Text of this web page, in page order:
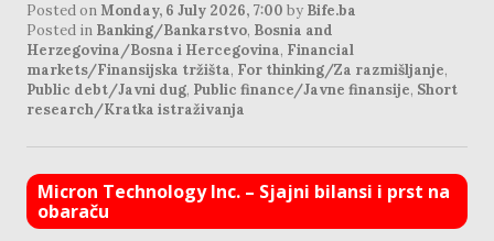
Posted on Monday, 6 July 2026, 7:00 by Bife.ba
Posted in Banking/Bankarstvo, Bosnia and
Herzegovina/Bosna i Hercegovina, Financial
markets/Finansijska tržišta, For thinking/Za razmišljanje,
Public debt/Javni dug, Public finance/Javne finansije, Short
research/Kratka istraživanja
Micron Technology Inc. – Sjajni bilansi i prst na
obaraču